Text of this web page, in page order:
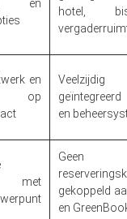
en
hotel,
en
en
Geen
gekoppeld
en